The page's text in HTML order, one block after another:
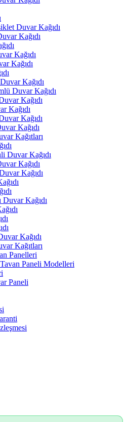
Duvar Kağıdı
Kağıdı
Kağıdı
Kağıdı
Kağıdı
Duvar Kağıdı
Kağıdı
Kağıdı
Kağıdı
Kağıdı
Kağıtları
Duvar Kağıdı
Kağıdı
Kağıdı
Kağıdı
Kağıdı
Kağıtları
Panelleri
Paneli Modelleri
Paneli